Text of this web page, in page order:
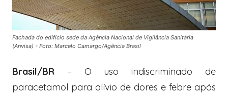
Fachada do edifício sede da Agência Nacional de Vigilância Sanitária
(Anvisa) - Foto: Marcelo Camargo/Agência Brasil
Brasil/BR – O uso indiscriminado de
paracetamol para alívio de dores e febre após